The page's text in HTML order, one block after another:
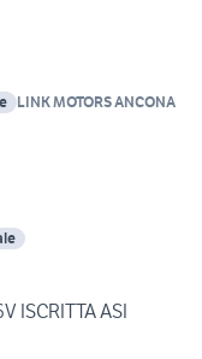
LINK MOTORS ANCONA
ISCRITTA ASI